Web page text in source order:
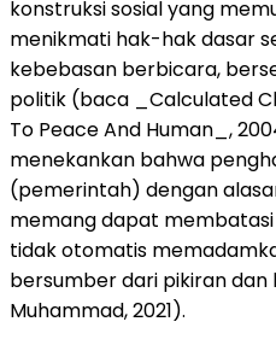
konstruksi sosial yang
menikmati hak-hak dasar
kebebasan berbicara,
politik (baca _Calculated
To Peace And Human_,
menekankan bahwa
(pemerintah) dengan
memang dapat
tidak otomatis
bersumber dari pikiran dan
Muhammad, 2021).